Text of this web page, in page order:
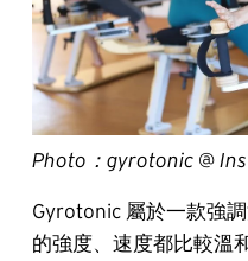
Photo：gyrotonic @
Gyrotonic 屬於一款強
的強度、速度都比較溫